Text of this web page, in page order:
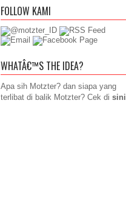
FOLLOW KAMI
WHATÂ€™S THE IDEA?
Apa sih Motzter? dan siapa yang
terlibat di balik Motzter? Cek di sini